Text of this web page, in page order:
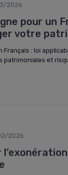
2026
pour un
votre
Français : loi
patrimoniales et
2026